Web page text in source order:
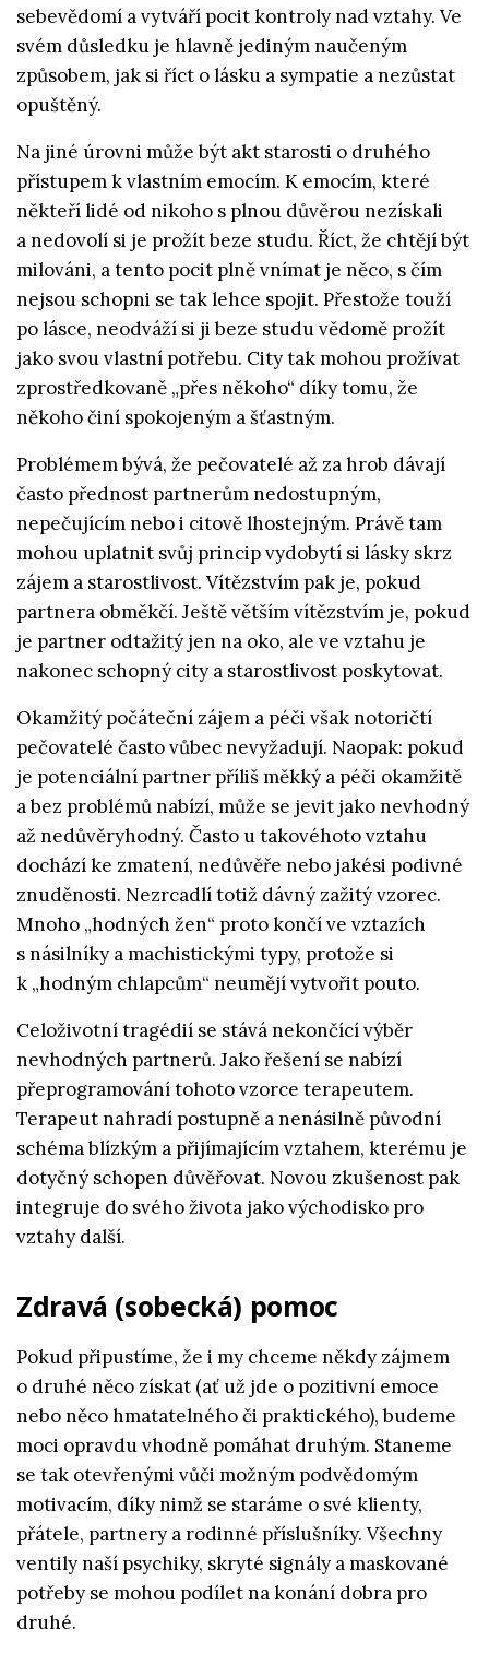
sebevědomí a vytváří pocit kontroly nad vztahy. Ve
svém důsledku je hlavně jediným naučeným
způsobem, jak si říct o lásku a sympatie a nezůstat
opuštěný.
Na jiné úrovni může být akt starosti o druhého
přístupem k vlastním emocím. K emocím, které
někteří lidé od nikoho s plnou důvěrou nezískali
a nedovolí si je prožít beze studu. Říct, že chtějí být
milováni, a tento pocit plně vnímat je něco, s čím
nejsou schopni se tak lehce spojit. Přestože touží
po lásce, neodváží si ji beze studu vědomě prožít
jako svou vlastní potřebu. City tak mohou prožívat
zprostředkovaně „přes někoho“ díky tomu, že
někoho činí spokojeným a šťastným.
Problémem bývá, že pečovatelé až za hrob dávají
často přednost partnerům nedostupným,
nepečujícím nebo i citově lhostejným. Právě tam
mohou uplatnit svůj princip vydobytí si lásky skrz
zájem a starostlivost. Vítězstvím pak je, pokud
partnera obměkčí. Ještě větším vítězstvím je, pokud
je partner odtažitý jen na oko, ale ve vztahu je
nakonec schopný city a starostlivost poskytovat.
Okamžitý počáteční zájem a péči však notoričtí
pečovatelé často vůbec nevyžadují. Naopak: pokud
je potenciální partner příliš měkký a péči okamžitě
a bez problémů nabízí, může se jevit jako nevhodný
až nedůvěryhodný. Často u takovéhoto vztahu
dochází ke zmatení, nedůvěře nebo jakési podivné
znuděnosti. Nezrcadlí totiž dávný zažitý vzorec.
Mnoho „hodných žen“ proto končí ve vztazích
s násilníky a machistickými typy, protože si
k „hodným chlapcům“ neumějí vytvořit pouto.
Celoživotní tragédií se stává nekončící výběr
nevhodných partnerů. Jako řešení se nabízí
přeprogramování tohoto vzorce terapeutem.
Terapeut nahradí postupně a nenásilně původní
schéma blízkým a přijímajícím vztahem, kterému je
dotyčný schopen důvěřovat. Novou zkušenost pak
integruje do svého života jako východisko pro
vztahy další.
Zdravá (sobecká) pomoc
Pokud připustíme, že i my chceme někdy zájmem
o druhé něco získat (ať už jde o pozitivní emoce
nebo něco hmatatelného či praktického), budeme
moci opravdu vhodně pomáhat druhým. Staneme
se tak otevřenými vůči možným podvědomým
motivacím, díky nimž se staráme o své klienty,
přátele, partnery a rodinné příslušníky. Všechny
ventily naší psychiky, skryté signály a maskované
potřeby se mohou podílet na konání dobra pro
druhé.